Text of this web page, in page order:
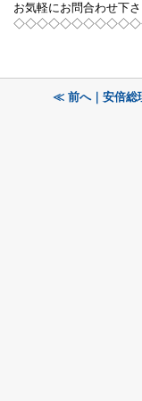
お気軽にお問合わせ下さ
≪ 前へ｜安倍総